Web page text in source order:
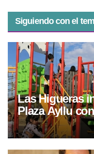
Siguiendo con el
Las Higueras
Plaza Ayllu
toda la familia